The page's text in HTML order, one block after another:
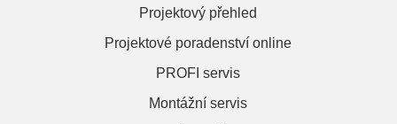
Projektový přehled
Projektové poradenství online
PROFI servis
Montážní servis